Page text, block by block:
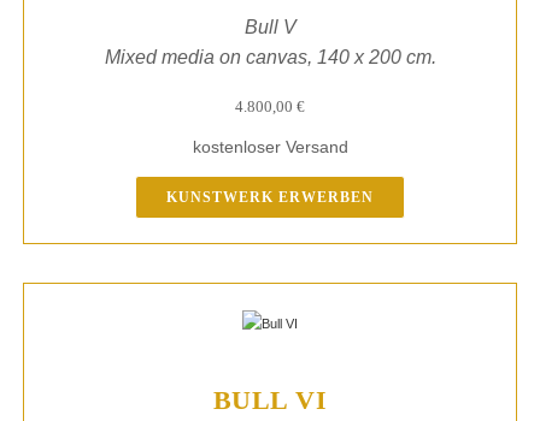
Bull V
Mixed media on canvas, 140 x 200 cm.
4.800,00 €
kostenloser Versand
KUNSTWERK ERWERBEN
BULL VI